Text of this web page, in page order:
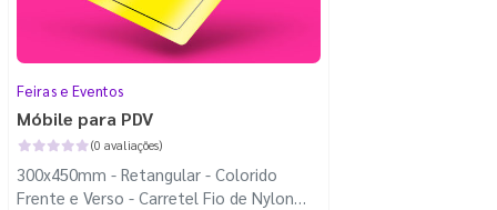
Feiras e Eventos
Móbile para PDV
(0 avaliações)
300x450mm - Retangular - Colorido
Frente e Verso - Carretel Fio de Nylon